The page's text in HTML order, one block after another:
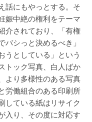
話にもやっとする。そ
娠中絶の権利をテーマ
介されており、「有権
シっと決めるべき」
うとしている」という
トック写真、白人ばか
より多様性のある写真
労働組合のある印刷所
している紙はリサイク
入り、その度に対応す